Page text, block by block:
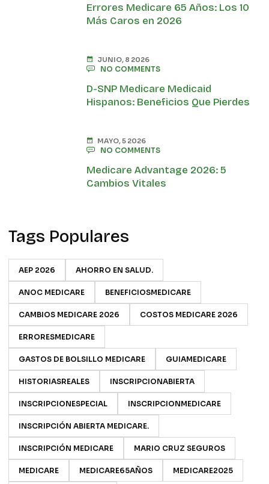
Errores Medicare 65 Años: Los 10
Más Caros en 2026
JUNIO, 8 2026
NO COMMENTS
D-SNP Medicare Medicaid
Hispanos: Beneficios Que Pierdes
MAYO, 5 2026
NO COMMENTS
Medicare Advantage 2026: 5
Cambios Vitales
Tags Populares
AEP 2026 AHORRO EN SALUD.
ANOC MEDICARE BENEFICIOSMEDICARE
CAMBIOS MEDICARE 2026 COSTOS MEDICARE 2026
ERRORESMEDICARE
GASTOS DE BOLSILLO MEDICARE GUIAMEDICARE
HISTORIASREALES INSCRIPCIONABIERTA
INSCRIPCIONESPECIAL INSCRIPCIONMEDICARE
INSCRIPCIÓN ABIERTA MEDICARE.
INSCRIPCIÓN MEDICARE MARIO CRUZ SEGUROS
MEDICARE MEDICARE65AÑOS MEDICARE2025